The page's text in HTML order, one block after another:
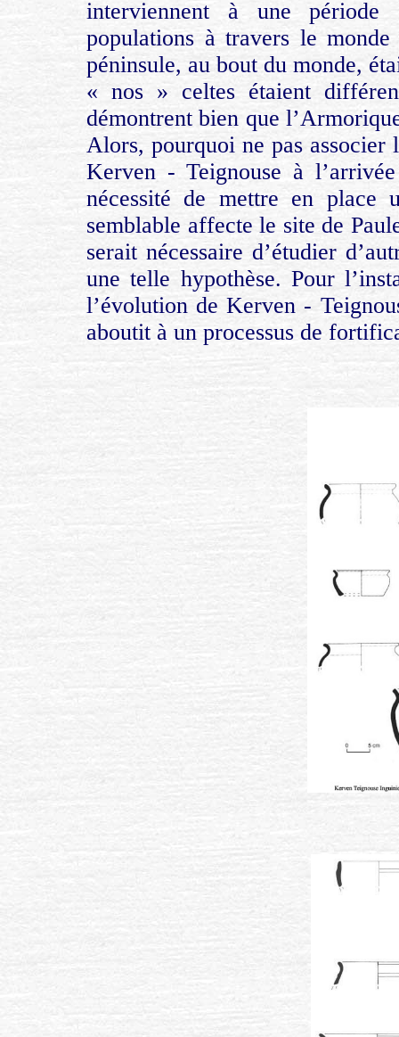
interviennent à une période
populations à travers le
péninsule, au bout du monde,
« nos » celtes étaient
démontrent bien que
Alors, pourquoi ne pas associer
Kerven - Teignouse à
nécessité de mettre en place
semblable affecte le site de
serait nécessaire d’étudier
une telle hypothèse. Pour
l’évolution de Kerven -
aboutit à un processus de